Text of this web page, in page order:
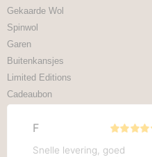
Gekaarde Wol
Spinwol
Garen
Buitenkansjes
Limited Editions
Cadeaubon